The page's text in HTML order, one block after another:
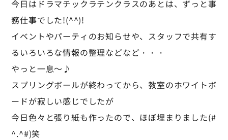
今日はドラマチックラテンクラスのあとは、ずっと事
務仕事でした!(^^)!
イベントやパーティのお知らせや、スタッフで共有す
るいろいろな情報の整理などなど・・・
やっと一息～♪
スプリングボールが終わってから、教室のホワイトボ
ードが寂しい感じでしたが
今日色々と張り紙も作ったので、ほぼ埋まりました(#
^.^#)笑